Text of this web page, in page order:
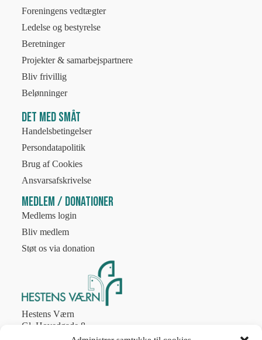
Foreningens vedtægter
Ledelse og bestyrelse
Beretninger
Projekter & samarbejspartnere
Bliv frivillig
Belønninger
Det med småt
Handelsbetingelser
Persondatapolitik
Brug af Cookies
Ansvarsafskrivelse
Medlem / Donationer
Medlems login
Bliv medlem
Støt os via donation
Hestens Værn
Gl. Hovedgade 8
2970 Hørsholm